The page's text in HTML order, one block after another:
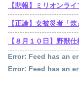
Error: Feed has an
Error: Feed has an